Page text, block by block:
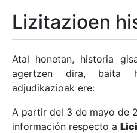
Erakutsi/Ezkutatu
Erakutsi/Ezkutatu
Lizitazioen
Atal honetan, historia
agertzen dira, baita
adjudikazioak ere:
A partir del 3 de mayo de
información respecto a